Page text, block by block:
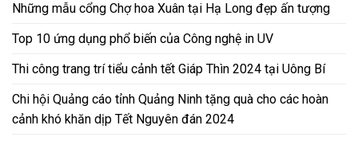
Những mẫu cổng Chợ hoa Xuân tại Hạ Long đẹp ấn tượng
Top 10 ứng dụng phổ biến của Công nghệ in UV
Thi công trang trí tiểu cảnh tết Giáp Thìn 2024 tại Uông Bí
Chi hội Quảng cáo tỉnh Quảng Ninh tặng quà cho các hoàn
cảnh khó khăn dịp Tết Nguyên đán 2024